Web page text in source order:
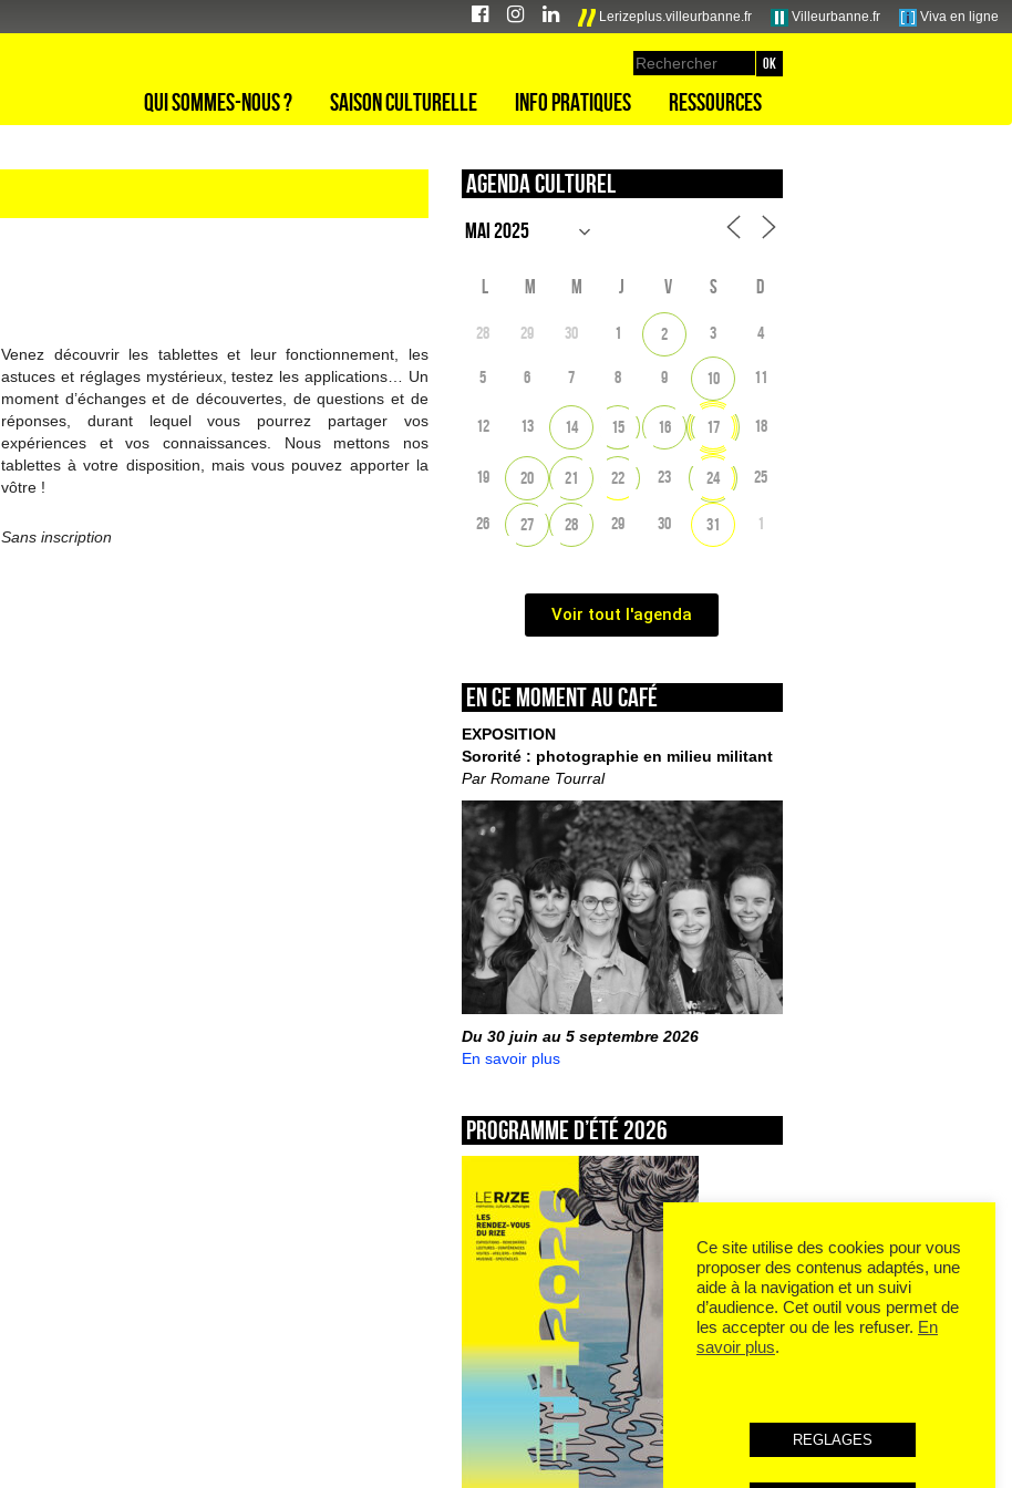
Lerizeplus.villeurbanne.fr Villeurbanne.fr Viva en ligne
Qui sommes-nous ? Saison culturelle Info pratiques Ressources
Venez découvrir les tablettes et leur fonctionnement, les
astuces et réglages mystérieux, testez les applications… Un
moment d’échanges et de découvertes, de questions et de
réponses, durant lequel vous pourrez partager vos
expériences et vos connaissances. Nous mettons nos
tablettes à votre disposition, mais vous pouvez apporter la
vôtre !
Sans inscription
Agenda culturel
L M M J V S D
28 29 30 1 2 3 4
5 6 7 8 9 10 11
12 13 14 15 16 17 18
19 20 21 22 23 24 25
26 27 28 29 30 31 1
Voir tout l'agenda
En ce moment au café
EXPOSITION
Sororité : photographie en milieu militant
Par Romane Tourral
Du 30 juin au 5 septembre 2026
En savoir plus
Programme d’été 2026
Ce site utilise des cookies pour vous
proposer des contenus adaptés, une
aide à la navigation et un suivi
d’audience. Cet outil vous permet de
les accepter ou de les refuser. En
savoir plus.
REGLAGES